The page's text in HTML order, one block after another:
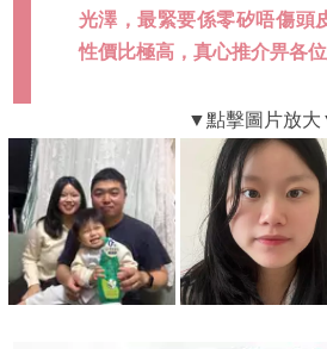
光澤，最緊要係零矽唔傷頭
性價比極高，真心推介畀各位